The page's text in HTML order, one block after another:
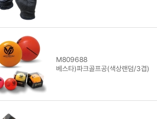
M809688
베스타)파크골프공(색상랜덤/3겹)